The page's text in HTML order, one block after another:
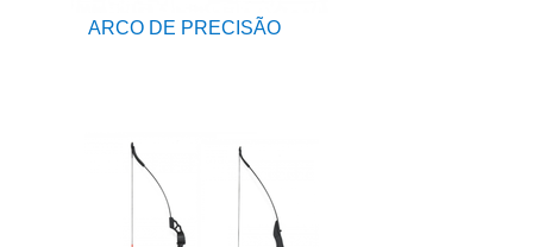
ARCO DE PRECISÃO